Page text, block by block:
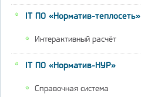
IT ПО «Норматив-теплосеть»
Интерактивный расчёт
IT ПО «Норматив-НУР»
Справочная система